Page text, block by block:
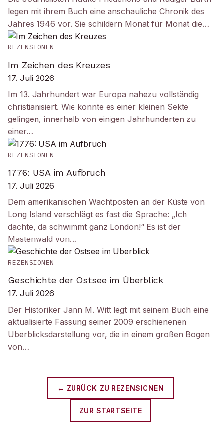
legen mit ihrem Buch eine anschauliche Chronik des
Jahres 1946 vor. Sie schildern Monat für Monat die…
REZENSIONEN
Im Zeichen des Kreuzes
17. Juli 2026
Im 13. Jahrhundert war Europa nahezu vollständig
christianisiert. Wie konnte es einer kleinen Sekte
gelingen, innerhalb von einigen Jahrhunderten zu
einer…
REZENSIONEN
1776: USA im Aufbruch
17. Juli 2026
Dem amerikanischen Wachtposten an der Küste von
Long Island verschlägt es fast die Sprache: „Ich
dachte, da schwimmt ganz London!“ Es ist der
Mastenwald von…
REZENSIONEN
Geschichte der Ostsee im Überblick
17. Juli 2026
Der Historiker Jann M. Witt legt mit seinem Buch eine
aktualisierte Fassung seiner 2009 erschienenen
Überblicksdarstellung vor, die in einem großen Bogen
von…
← ZURÜCK ZU REZENSIONEN
ZUR STARTSEITE